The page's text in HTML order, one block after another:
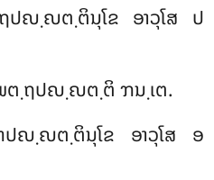
ປຎ຺ຎຕ຺ຕິນຸໂຂ ອາວຸໂສ ປ
ຕ຺ຖປຎ຺ຎຕ຺ຕິ ຠນ຺ເຕ.
ຎ຺ຎຕ຺ຕິນຸໂຂ ອາວຸໂສ ອ